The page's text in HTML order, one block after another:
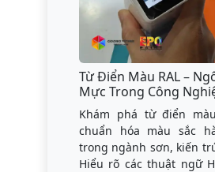
Từ Điển Màu RAL –
Mực Trong Công
Khám phá từ điển
chuẩn hóa màu sắc
trong ngành sơn, kiến
Hiểu rõ các thuật ngữ